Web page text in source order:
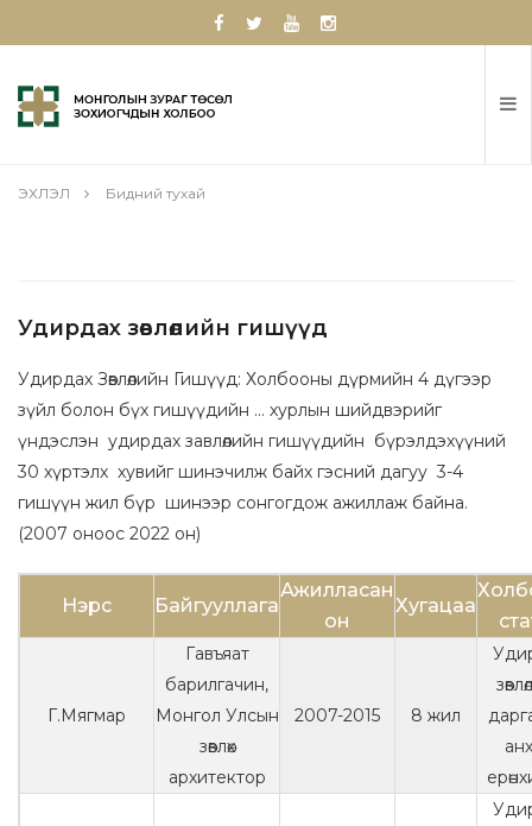
ЭХЛЭЛ Бидний тухай
Удирдах зөвлөлийн гишүүд
Удирдах Зөвлөлийн Гишүүд: Холбооны дүрмийн 4 дүгээр
зүйл болон бүх гишүүдийн … хурлын шийдвэрийг
үндэслэн удирдах завлөлийн гишүүдийн бүрэлдэхүүний
30 хүртэлх хувийг шинэчилж байх гэсний дагуу 3-4
гишүүн жил бүр шинээр сонгогдож ажиллаж байна.
(2007 оноос 2022 он)
Нэрс Байгууллага
Ажилласан
он
Хугацаа
Г.Мягмар
Гавъяат
барилгачин,
Монгол Улсын
зөвлөх
архитектор
2007-2015 8 жил
дарга